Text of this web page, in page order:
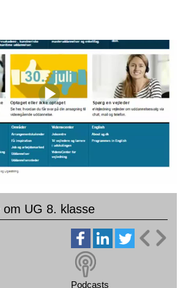
UG 8. klasse
Podcasts